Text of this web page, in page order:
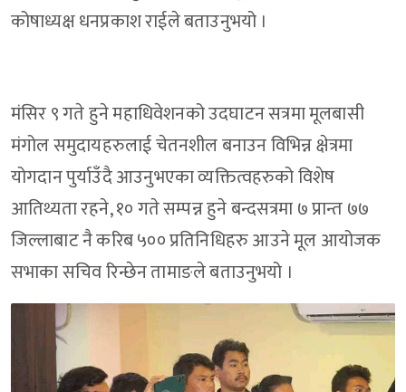
कोषाध्यक्ष धनप्रकाश राईले बताउनुभयो ।
मंसिर ९ गते हुने महाधिवेशनको उदघाटन सत्रमा मूलबासी
मंगोल समुदायहरुलाई चेतनशील बनाउन विभिन्न क्षेत्रमा
योगदान पुर्याउँदै आउनुभएका व्यक्तित्वहरुको विशेष
आतिथ्यता रहने, १० गते सम्पन्न हुने बन्दसत्रमा ७ प्रान्त ७७
जिल्लाबाट नै करिब ५०० प्रतिनिधिहरु आउने मूल आयोजक
सभाका सचिव रिन्छेन तामाङले बताउनुभयो ।